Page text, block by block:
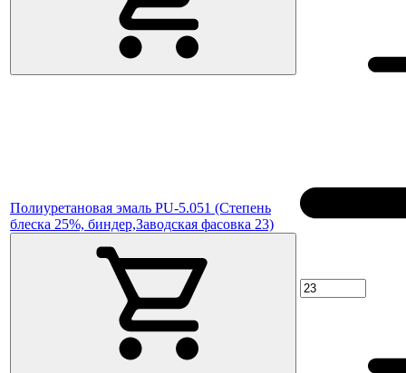
Полиуретановая эмаль PU-5.051 (Степень
блеска 25%, биндер,Заводская фасовка 23)